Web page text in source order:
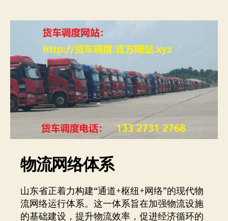
物流网络体系
山东省正着力构建“通道+枢纽+网络”的现代物
流网络运行体系。这一体系旨在加强物流设施
的基础建设，提升物流效率，促进经济循环的